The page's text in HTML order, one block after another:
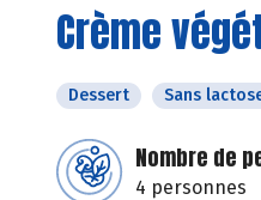
Crème
Dessert Sans
Nombre de
4 personnes